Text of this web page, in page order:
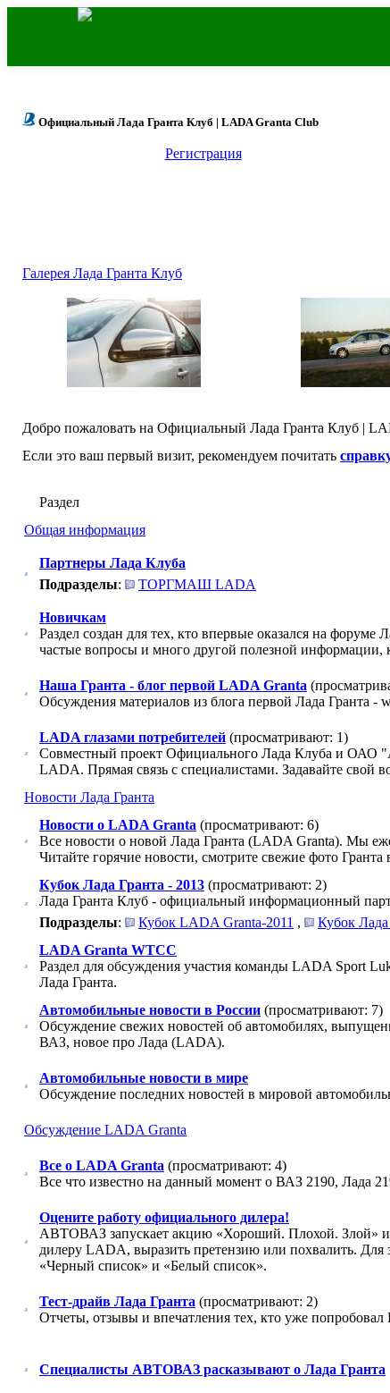
Официальный Лада Гранта Клуб | LADA Granta Club
Регистрация
Галерея Лада Гранта Клуб
Добро пожаловать на Официальный Лада Гранта Клуб |
Если это ваш первый визит, рекомендуем почитать
Раздел
Общая информация
Партнеры Лада Клуба
Подразделы: ТОРГМАШ LADA
Новичкам
Раздел создан для тех, кто впервые оказался на
частые вопросы и много другой полезной информации,
Наша Гранта - блог первой LADA Granta
Обсуждения материалов из блога первой Лада Гранта -
LADA глазами потребителей (просматривают: 1)
Совместный проект Официального Лада Клуба и ОАО
LADA. Прямая связь с специалистами. Задавайте свой
Новости Лада Гранта
Новости о LADA Granta (просматривают: 6)
Все новости о новой Лада Гранта (LADA Granta). Мы
Читайте горячие новости, смотрите свежие фото
Кубок Лада Гранта - 2013 (просматривают: 2)
Лада Гранта Клуб - официальный информационный
Подразделы: Кубок LADA Granta-2011 , Кубок Лада
LADA Granta WTCC
Раздел для обсуждения участия команды LADA Sport
Лада Гранта.
Автомобильные новости в России (просматривают: 7)
Обсуждение свежих новостей об автомобилях,
ВАЗ, новое про Лада (LADA).
Автомобильные новости в мире
Обсуждение последних новостей в мировой
Обсуждение LADA Granta
Все о LADA Granta (просматривают: 4)
Все что известно на данный момент о ВАЗ 2190, Лада
Оцените работу официального дилера!
АВТОВАЗ запускает акцию «Хороший. Плохой. Злой» и
дилеру LADA, выразить претензию или похвалить. Для
«Черный список» и «Белый список».
Тест-драйв Лада Гранта (просматривают: 2)
Отчеты, отзывы и впечатления тех, кто уже попробовал
Специалисты АВТОВАЗ расказывают о Лада Гранта